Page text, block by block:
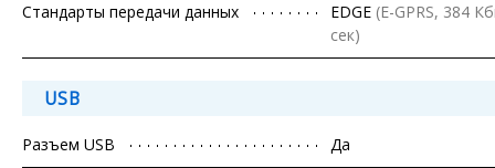
Стандарты передачи данных EDGE (E-GPRS, 384
сек)
USB
Разъем USB
Да